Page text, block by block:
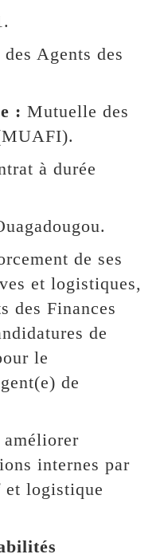
Agents des
: Mutuelle des
à durée
de ses
et logistiques,
des Finances
de
le
de
améliorer
internes par
logistique